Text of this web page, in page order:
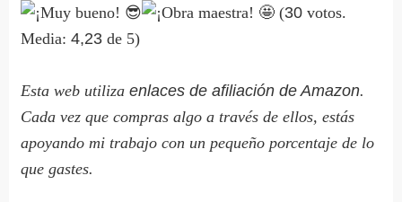
(30 votos.
Media:4,23 de 5)
Esta web utilizaenlaces de afiliación de Amazon.
Cada vez que compras algo a través de ellos, estás
apoyando mi trabajo con un pequeño porcentaje de lo
que gastes.